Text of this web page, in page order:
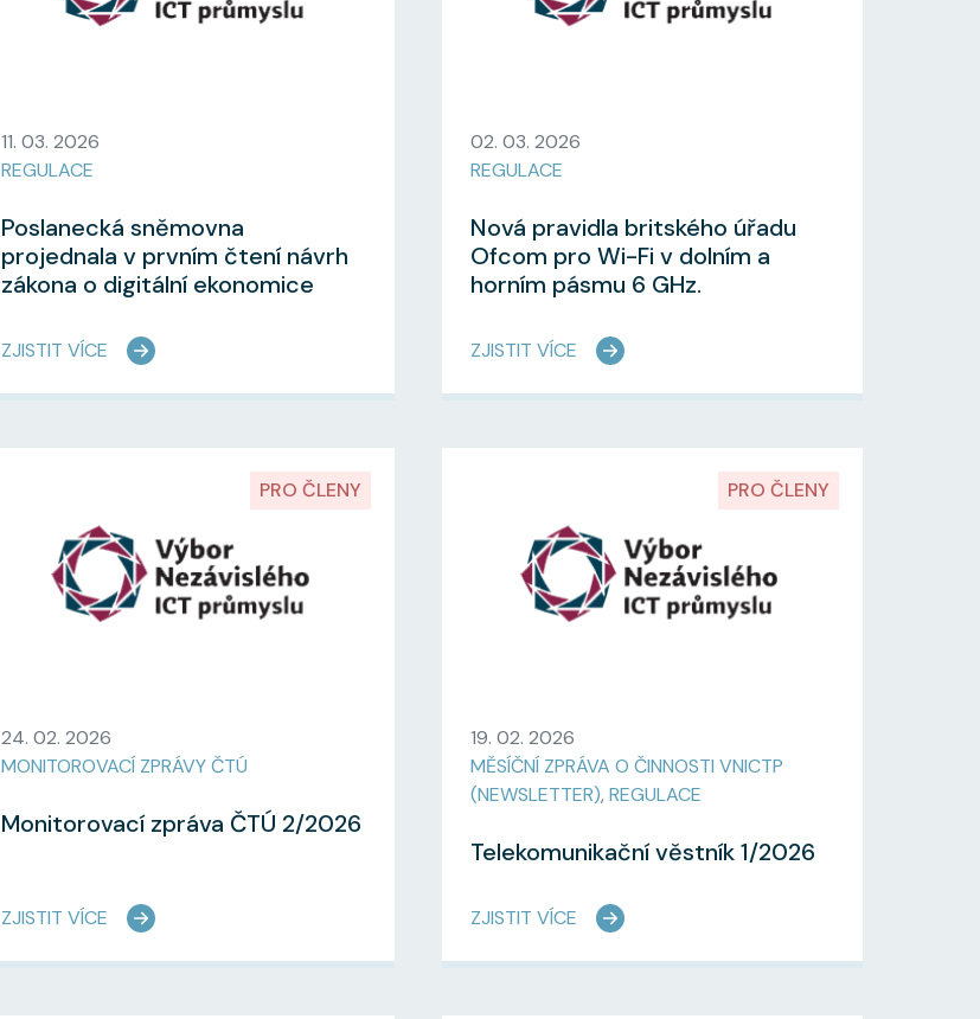
11. 03. 2026
REGULACE
Poslanecká sněmovna
projednala v prvním čtení návrh
zákona o digitální ekonomice
ZJISTIT VÍCE
02. 03. 2026
REGULACE
Nová pravidla britského úřadu
Ofcom pro Wi-Fi v dolním a
horním pásmu 6 GHz.
ZJISTIT VÍCE
PRO ČLENY
24. 02. 2026
MONITOROVACÍ ZPRÁVY ČTÚ
Monitorovací zpráva ČTÚ 2/2026
ZJISTIT VÍCE
PRO ČLENY
19. 02. 2026
MĚSÍČNÍ ZPRÁVA O ČINNOSTI VNICTP
(NEWSLETTER), REGULACE
Telekomunikační věstník 1/2026
ZJISTIT VÍCE